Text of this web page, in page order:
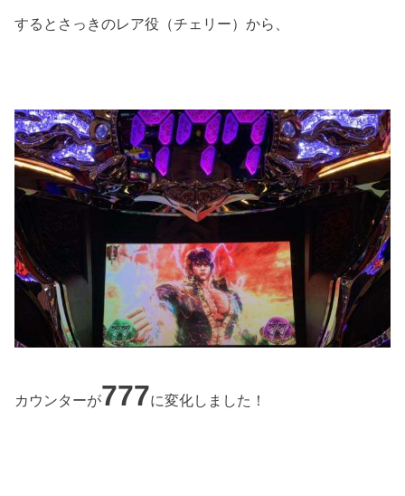
するとさっきのレア役（チェリー）から、
カウンターが777に変化しました！